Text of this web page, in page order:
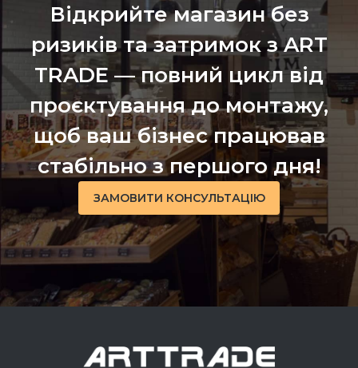
Відкрийте магазин без
ризиків та затримок з ART
TRADE — повний цикл від
проєктування до монтажу,
щоб ваш бізнес працював
стабільно з першого дня!
ЗАМОВИТИ КОНСУЛЬТАЦІЮ